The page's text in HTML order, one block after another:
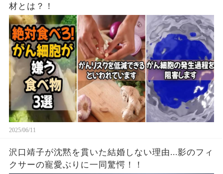
材とは？！
2025/06/11
沢口靖子が沈黙を貫いた結婚しない理由...影のフィ
クサーの寵愛ぶりに一同驚愕！！